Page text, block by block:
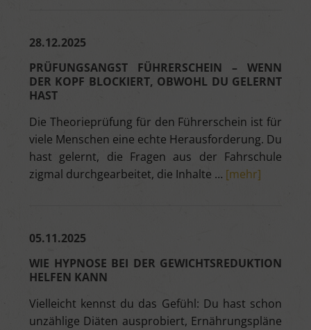
28.12.2025
PRÜFUNGSANGST FÜHRERSCHEIN – WENN
DER KOPF BLOCKIERT, OBWOHL DU GELERNT
HAST
Die Theorieprüfung für den Führerschein ist für
viele Menschen eine echte Herausforderung. Du
hast gelernt, die Fragen aus der Fahrschule
zigmal durchgearbeitet, die Inhalte … [mehr]
05.11.2025
WIE HYPNOSE BEI DER GEWICHTSREDUKTION
HELFEN KANN
Vielleicht kennst du das Gefühl: Du hast schon
unzählige Diäten ausprobiert, Ernährungspläne